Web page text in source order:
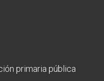
primaria pública